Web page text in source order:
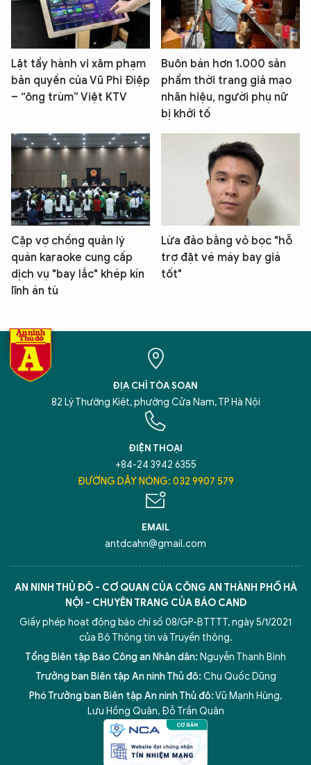
Lật tẩy hành vi xâm phạm
bản quyền của Vũ Phi Điệp
– “ông trùm” Việt KTV
Buôn bán hơn 1.000 sản
phẩm thời trang giả mạo
nhãn hiệu, người phụ nữ
bị khởi tố
Cặp vợ chồng quản lý
quán karaoke cung cấp
dịch vụ "bay lắc" khép kín
lĩnh án tù
Lừa đảo bằng vỏ bọc "hỗ
trợ đặt vé máy bay giá
tốt"
ĐỊA CHỈ TÒA SOẠN
82 Lý Thường Kiệt, phường Cửa Nam, TP Hà Nội
ĐIỆN THOẠI
+84-24 3942 6355
ĐƯỜNG DÂY NÓNG: 032 9907 579
EMAIL
antdcahn@gmail.com
AN NINH THỦ ĐÔ - CƠ QUAN CỦA CÔNG AN THÀNH PHỐ HÀ
NỘI - CHUYÊN TRANG CỦA BÁO CAND
Giấy phép hoạt động báo chí số 08/GP-BTTTT, ngày 5/1/2021
của Bộ Thông tin và Truyền thông.
Tổng Biên tập Báo Công an Nhân dân: Nguyễn Thanh Bình
Trưởng ban Biên tập An ninh Thủ đô: Chu Quốc Dũng
Phó Trưởng ban Biên tập An ninh Thủ đô:Vũ Mạnh Hùng,
Lưu Hồng Quân, Đỗ Trần Quân
5 điểm nghẽn của Hà Nội giải pháp xử lý điểm nghẽn của